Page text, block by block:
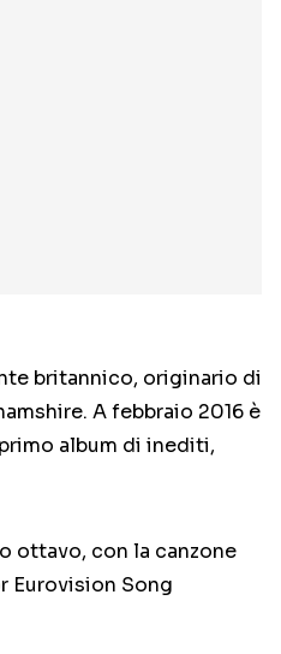
britannico, originario di
A febbraio 2016 è
album di inediti,
ottavo, con la canzone
Eurovision Song